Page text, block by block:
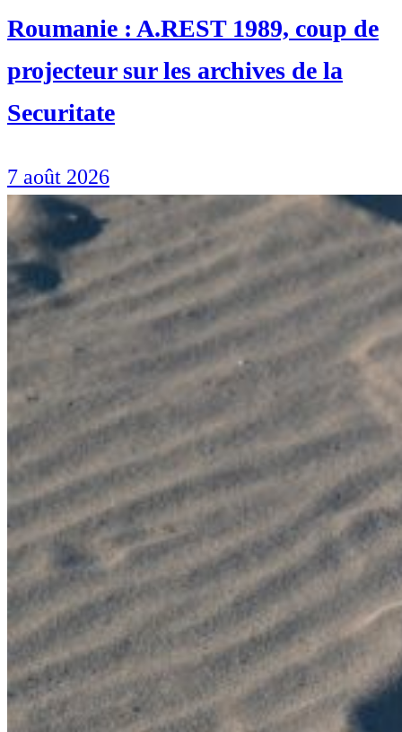
Roumanie : A.REST 1989, coup de
projecteur sur les archives de la
Securitate
7 août 2026